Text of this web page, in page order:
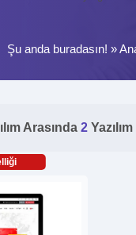
Şu anda buradasın! »
Arasında 2